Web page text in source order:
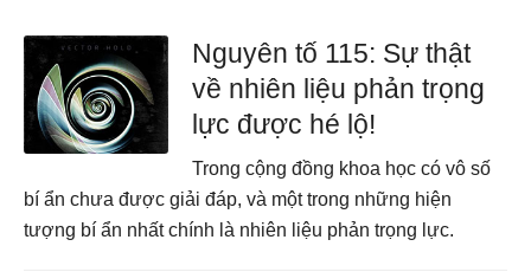
Nguyên tố 115: Sự thật
về nhiên liệu phản trọng
lực được hé lộ!
Trong cộng đồng khoa học có vô số
bí ẩn chưa được giải đáp, và một trong những hiện
tượng bí ẩn nhất chính là nhiên liệu phản trọng lực.